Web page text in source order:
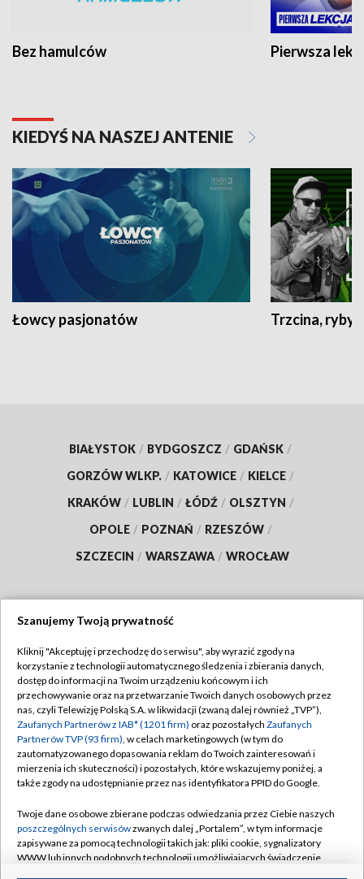
Bez hamulców Pierwsza
KIEDYŚ NA NASZEJ ANTENIE
Łowcy pasjonatów Trzcina, ryby
BIAŁYSTOK / BYDGOSZCZ / GDAŃSK /
GORZÓW WLKP. / KATOWICE / KIELCE /
KRAKÓW / LUBLIN / ŁÓDŹ / OLSZTYN /
OPOLE / POZNAŃ / RZESZÓW /
SZCZECIN / WARSZAWA / WROCŁAW
TVP
Abonament TVP
Emisja w TVP
Centrum informacji TVP
Naziemna Telewizja Cyfrowa
Rada Programowa
System NOS
Regulamin TVP
Polityka prywatności
Moje zgody
Pomoc
Kontakt
Szanujemy Twoją prywatność
Kliknij "Akceptuję i przechodzę do serwisu", aby wyrazić zgody na
korzystanie z technologii automatycznego śledzenia i zbierania danych,
dostęp do informacji na Twoim urządzeniu końcowym i ich
przechowywanie oraz na przetwarzanie Twoich danych osobowych przez
nas, czyli Telewizję Polską S.A. w likwidacji (zwaną dalej również „TVP”),
Zaufanych Partnerów z IAB* (1201 firm) oraz pozostałych Zaufanych
Partnerów TVP (93 firm), w celach marketingowych (w tym do
zautomatyzowanego dopasowania reklam do Twoich zainteresowań i
mierzenia ich skuteczności) i pozostałych, które wskazujemy poniżej, a
także zgody na udostępnianie przez nas identyfikatora PPID do Google.
Twoje dane osobowe zbierane podczas odwiedzania przez Ciebie naszych
poszczególnych serwisówzwanych dalej „Portalem”, w tym informacje
zapisywane za pomocą technologii takich jak: pliki cookie, sygnalizatory
WWW lub innych podobnych technologii umożliwiających świadczenie